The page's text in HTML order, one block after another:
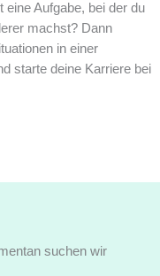
eine Aufgabe, bei der du
machst? Dann
in einer
starte deine Karriere bei
suchen wir